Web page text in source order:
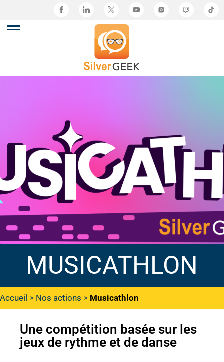
MUSICATHLON
Accueil > Nos actions > Musicathlon
Une compétition basée sur les
jeux de rythme et de danse